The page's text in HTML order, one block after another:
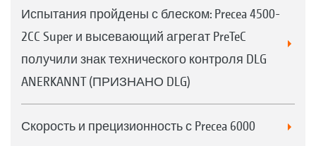
Испытания пройдены с блеском: Precea 4500-
2CC Super и высевающий агрегат PreTeC
получили знак технического контроля DLG
ANERKANNT (ПРИЗНАНО DLG)
Скорость и прецизионность с Precea 6000